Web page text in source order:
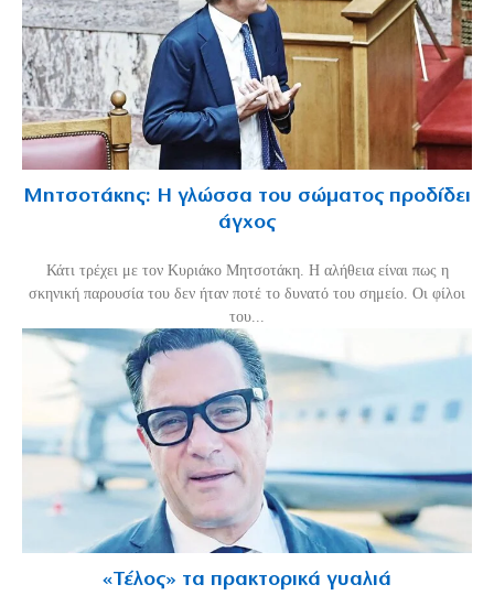
Μητσοτάκης: Η γλώσσα του σώματος προδίδει
άγχος
Κάτι τρέχει με τον Κυριάκο Μητσοτάκη. Η αλήθεια είναι πως η
σκηνική παρουσία του δεν ήταν ποτέ το δυνατό του σημείο. Οι φίλοι
του...
«Τέλος» τα πρακτορικά γυαλιά